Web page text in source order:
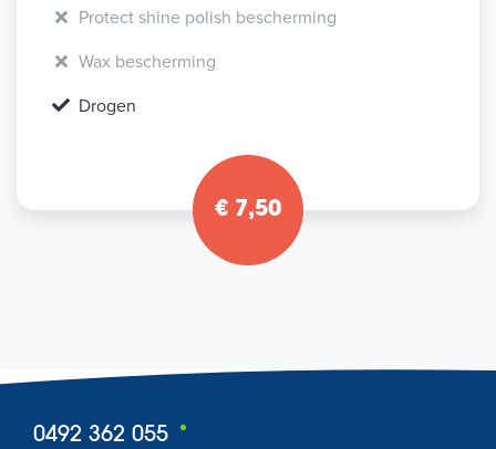
Protect shine polish bescherming
Wax bescherming
Drogen
€ 7,50
0492 362 055